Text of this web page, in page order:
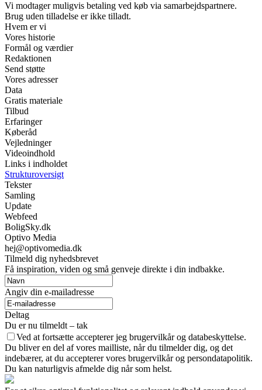
Vi modtager muligvis betaling ved køb via samarbejdspartnere.
Brug uden tilladelse er ikke tilladt.
Hvem er vi
Vores historie
Formål og værdier
Redaktionen
Send støtte
Vores adresser
Data
Gratis materiale
Tilbud
Erfaringer
Køberåd
Vejledninger
Videoindhold
Links i indholdet
Strukturoversigt
Tekster
Samling
Update
Webfeed
BoligSky.dk
Optivo Media
hej@optivomedia.dk
Tilmeld dig nyhedsbrevet
Få inspiration, viden og små genveje direkte i din indbakke.
Angiv din e-mailadresse
Deltag
Du er nu tilmeldt – tak
Ved at fortsætte accepterer jeg brugervilkår og databeskyttelse.
Du bliver en del af vores mailliste, når du tilmelder dig, og det
indebærer, at du accepterer vores brugervilkår og persondatapolitik.
Du kan naturligvis afmelde dig når som helst.